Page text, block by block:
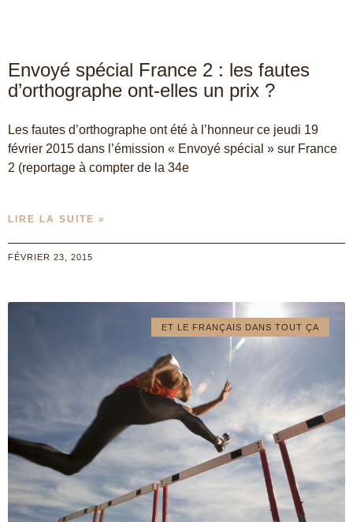
Envoyé spécial France 2 : les fautes
d’orthographe ont-elles un prix ?
Les fautes d’orthographe ont été à l’honneur ce jeudi 19
février 2015 dans l’émission « Envoyé spécial » sur France
2 (reportage à compter de la 34e
LIRE LA SUITE »
FÉVRIER 23, 2015
ET LE FRANÇAIS DANS TOUT ÇA